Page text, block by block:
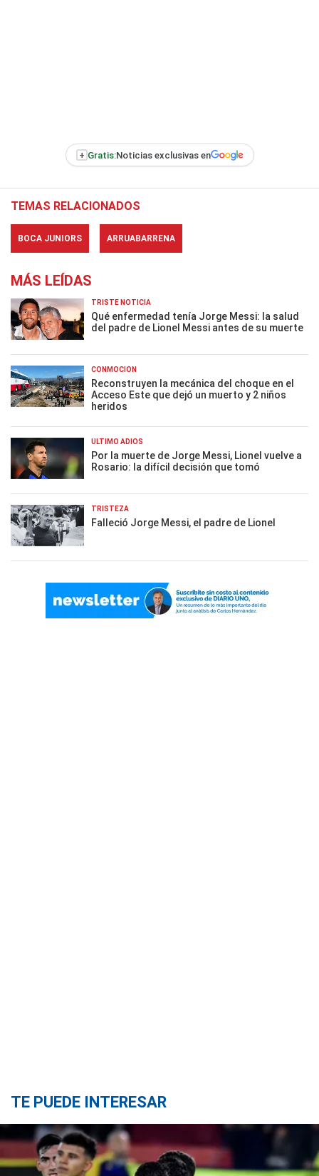
+ Gratis:Noticias exclusivas en
TEMAS RELACIONADOS
BOCA JUNIORS ARRUABARRENA
MÁS LEÍDAS
TRISTE NOTICIA
Qué enfermedad tenía Jorge Messi: la salud
del padre de Lionel Messi antes de su muerte
CONMOCIÓN
Reconstruyen la mecánica del choque en el
Acceso Este que dejó un muerto y 2 niños
heridos
ÚLTIMO ADIÓS
Por la muerte de Jorge Messi, Lionel vuelve a
Rosario: la difícil decisión que tomó
TRISTEZA
Falleció Jorge Messi, el padre de Lionel
TE PUEDE INTERESAR